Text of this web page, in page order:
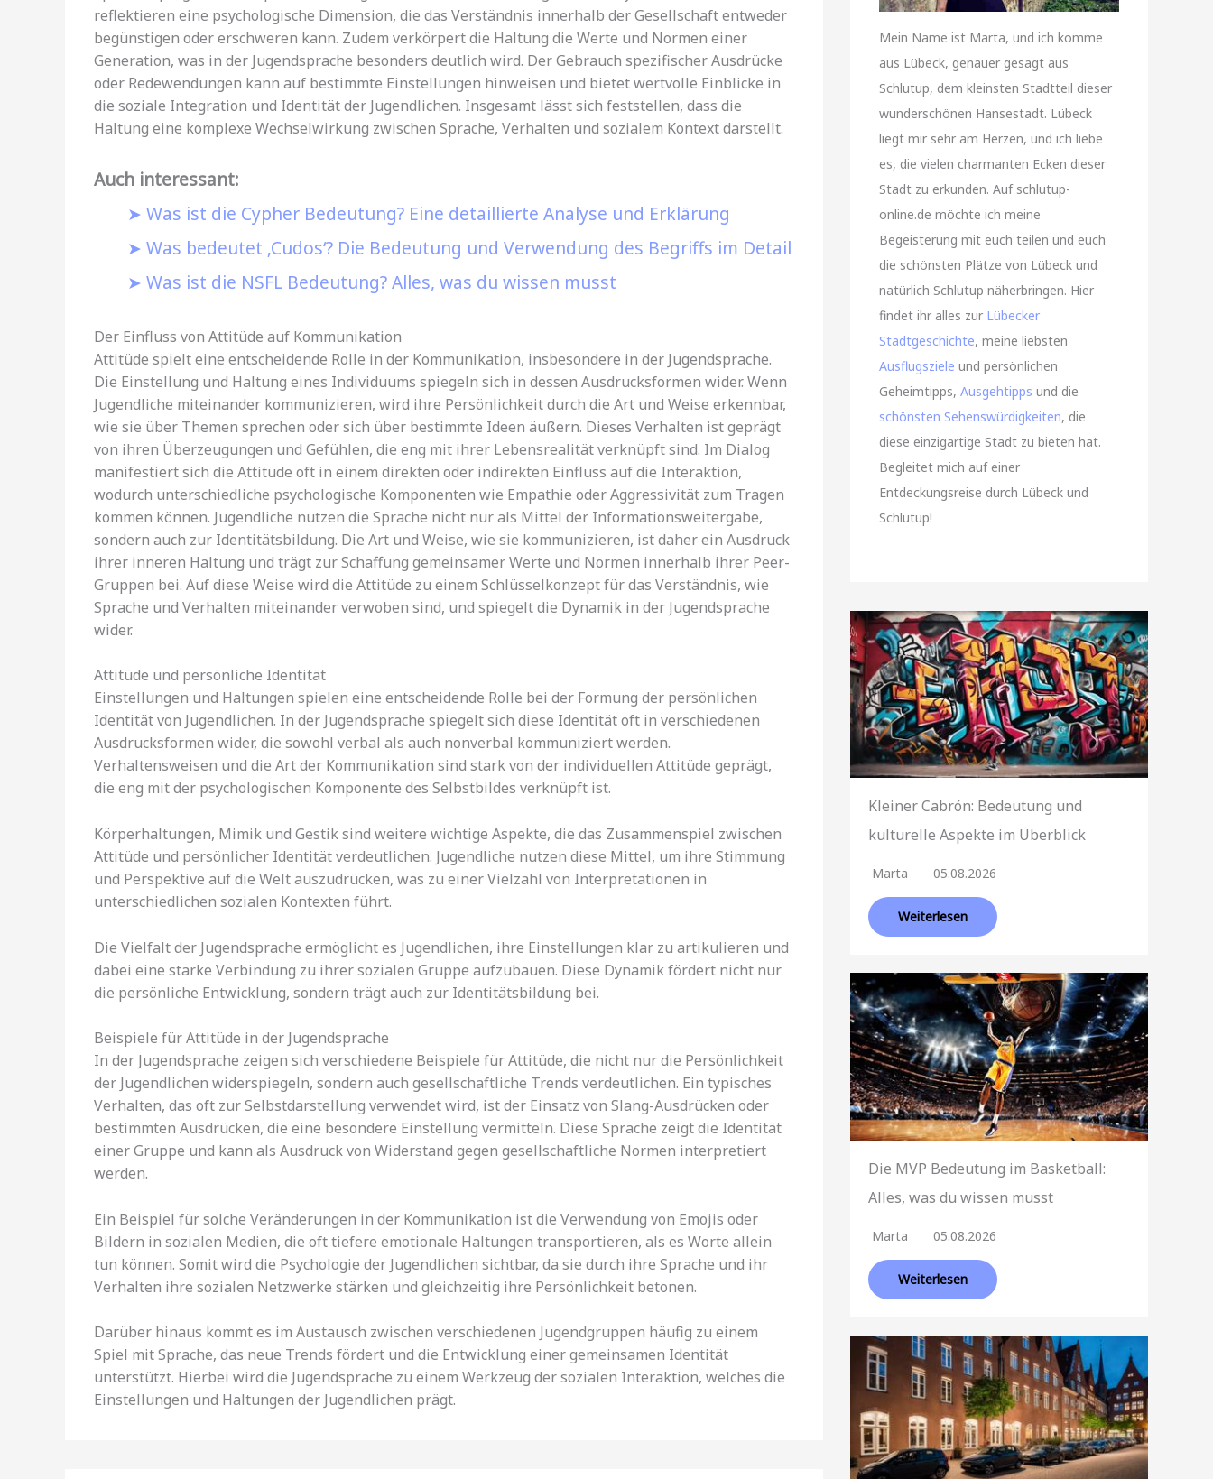
reflektieren eine psychologische Dimension, die das Verständnis innerhalb der Gesellschaft entweder
begünstigen oder erschweren kann. Zudem verkörpert die Haltung die Werte und Normen einer
Generation, was in der Jugendsprache besonders deutlich wird. Der Gebrauch spezifischer Ausdrücke
oder Redewendungen kann auf bestimmte Einstellungen hinweisen und bietet wertvolle Einblicke in
die soziale Integration und Identität der Jugendlichen. Insgesamt lässt sich feststellen, dass die
Haltung eine komplexe Wechselwirkung zwischen Sprache, Verhalten und sozialem Kontext darstellt.
Auch interessant:
Was ist die Cypher Bedeutung? Eine detaillierte Analyse und Erklärung
Was bedeutet ‚Cudos‘? Die Bedeutung und Verwendung des Begriffs im Detail
Was ist die NSFL Bedeutung? Alles, was du wissen musst
Der Einfluss von Attitüde auf Kommunikation
Attitüde spielt eine entscheidende Rolle in der Kommunikation, insbesondere in der Jugendsprache.
Die Einstellung und Haltung eines Individuums spiegeln sich in dessen Ausdrucksformen wider. Wenn
Jugendliche miteinander kommunizieren, wird ihre Persönlichkeit durch die Art und Weise erkennbar,
wie sie über Themen sprechen oder sich über bestimmte Ideen äußern. Dieses Verhalten ist geprägt
von ihren Überzeugungen und Gefühlen, die eng mit ihrer Lebensrealität verknüpft sind. Im Dialog
manifestiert sich die Attitüde oft in einem direkten oder indirekten Einfluss auf die Interaktion,
wodurch unterschiedliche psychologische Komponenten wie Empathie oder Aggressivität zum Tragen
kommen können. Jugendliche nutzen die Sprache nicht nur als Mittel der Informationsweitergabe,
sondern auch zur Identitätsbildung. Die Art und Weise, wie sie kommunizieren, ist daher ein Ausdruck
ihrer inneren Haltung und trägt zur Schaffung gemeinsamer Werte und Normen innerhalb ihrer Peer-
Gruppen bei. Auf diese Weise wird die Attitüde zu einem Schlüsselkonzept für das Verständnis, wie
Sprache und Verhalten miteinander verwoben sind, und spiegelt die Dynamik in der Jugendsprache
wider.
Attitüde und persönliche Identität
Einstellungen und Haltungen spielen eine entscheidende Rolle bei der Formung der persönlichen
Identität von Jugendlichen. In der Jugendsprache spiegelt sich diese Identität oft in verschiedenen
Ausdrucksformen wider, die sowohl verbal als auch nonverbal kommuniziert werden.
Verhaltensweisen und die Art der Kommunikation sind stark von der individuellen Attitüde geprägt,
die eng mit der psychologischen Komponente des Selbstbildes verknüpft ist.
Körperhaltungen, Mimik und Gestik sind weitere wichtige Aspekte, die das Zusammenspiel zwischen
Attitüde und persönlicher Identität verdeutlichen. Jugendliche nutzen diese Mittel, um ihre Stimmung
und Perspektive auf die Welt auszudrücken, was zu einer Vielzahl von Interpretationen in
unterschiedlichen sozialen Kontexten führt.
Die Vielfalt der Jugendsprache ermöglicht es Jugendlichen, ihre Einstellungen klar zu artikulieren und
dabei eine starke Verbindung zu ihrer sozialen Gruppe aufzubauen. Diese Dynamik fördert nicht nur
die persönliche Entwicklung, sondern trägt auch zur Identitätsbildung bei.
Beispiele für Attitüde in der Jugendsprache
In der Jugendsprache zeigen sich verschiedene Beispiele für Attitüde, die nicht nur die Persönlichkeit
der Jugendlichen widerspiegeln, sondern auch gesellschaftliche Trends verdeutlichen. Ein typisches
Verhalten, das oft zur Selbstdarstellung verwendet wird, ist der Einsatz von Slang-Ausdrücken oder
bestimmten Ausdrücken, die eine besondere Einstellung vermitteln. Diese Sprache zeigt die Identität
einer Gruppe und kann als Ausdruck von Widerstand gegen gesellschaftliche Normen interpretiert
werden.
Ein Beispiel für solche Veränderungen in der Kommunikation ist die Verwendung von Emojis oder
Bildern in sozialen Medien, die oft tiefere emotionale Haltungen transportieren, als es Worte allein
tun können. Somit wird die Psychologie der Jugendlichen sichtbar, da sie durch ihre Sprache und ihr
Verhalten ihre sozialen Netzwerke stärken und gleichzeitig ihre Persönlichkeit betonen.
Darüber hinaus kommt es im Austausch zwischen verschiedenen Jugendgruppen häufig zu einem
Spiel mit Sprache, das neue Trends fördert und die Entwicklung einer gemeinsamen Identität
unterstützt. Hierbei wird die Jugendsprache zu einem Werkzeug der sozialen Interaktion, welches die
Einstellungen und Haltungen der Jugendlichen prägt.
Mein Name ist Marta, und ich komme
aus Lübeck, genauer gesagt aus
Schlutup, dem kleinsten Stadtteil dieser
wunderschönen Hansestadt. Lübeck
liegt mir sehr am Herzen, und ich liebe
es, die vielen charmanten Ecken dieser
Stadt zu erkunden. Auf schlutup-
online.de möchte ich meine
Begeisterung mit euch teilen und euch
die schönsten Plätze von Lübeck und
natürlich Schlutup näherbringen. Hier
findet ihr alles zur Lübecker
Stadtgeschichte, meine liebsten
Ausflugsziele und persönlichen
Geheimtipps, Ausgehtipps und die
schönsten Sehenswürdigkeiten, die
diese einzigartige Stadt zu bieten hat.
Begleitet mich auf einer
Entdeckungsreise durch Lübeck und
Schlutup!
Kleiner Cabrón: Bedeutung und
kulturelle Aspekte im Überblick
Marta 05.08.2026
Weiterlesen
Die MVP Bedeutung im Basketball:
Alles, was du wissen musst
Marta 05.08.2026
Weiterlesen